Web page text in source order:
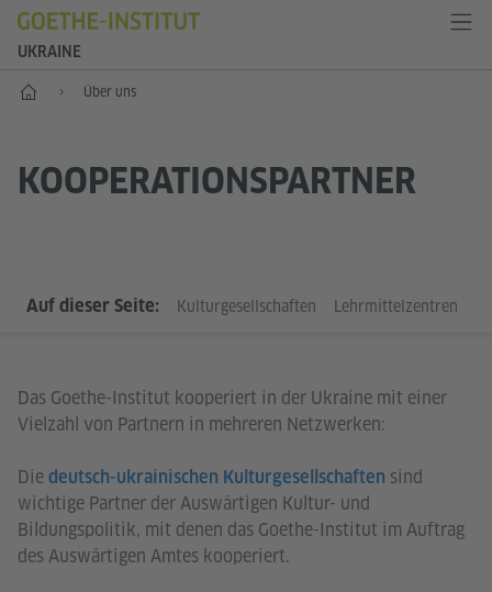
UKRAINE
Start Über uns
KOOPERATIONSPARTNER
Auf dieser Seite: Kulturgesellschaften Lehrmittelzentren
Das Goethe-Institut kooperiert in der Ukraine mit einer
Vielzahl von Partnern in mehreren Netzwerken:
Die deutsch-ukrainischen Kulturgesellschaften sind
wichtige Partner der Auswärtigen Kultur- und
Bildungspolitik, mit denen das Goethe-Institut im Auftrag
des Auswärtigen Amtes kooperiert.